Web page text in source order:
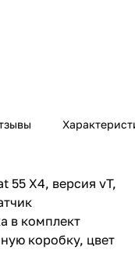
55 X4, версия vT,
в комплект
коробку, цвет